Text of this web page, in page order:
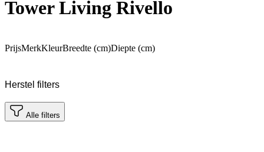
Tower Living Rivello
PrijsMerkKleurBreedte (cm)Diepte (cm)
Herstel filters
Alle filters